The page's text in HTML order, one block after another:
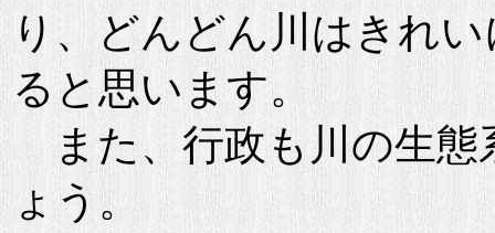
り、どんどん川はきれ
ると思います。
また、行政も川の生態
ょう。